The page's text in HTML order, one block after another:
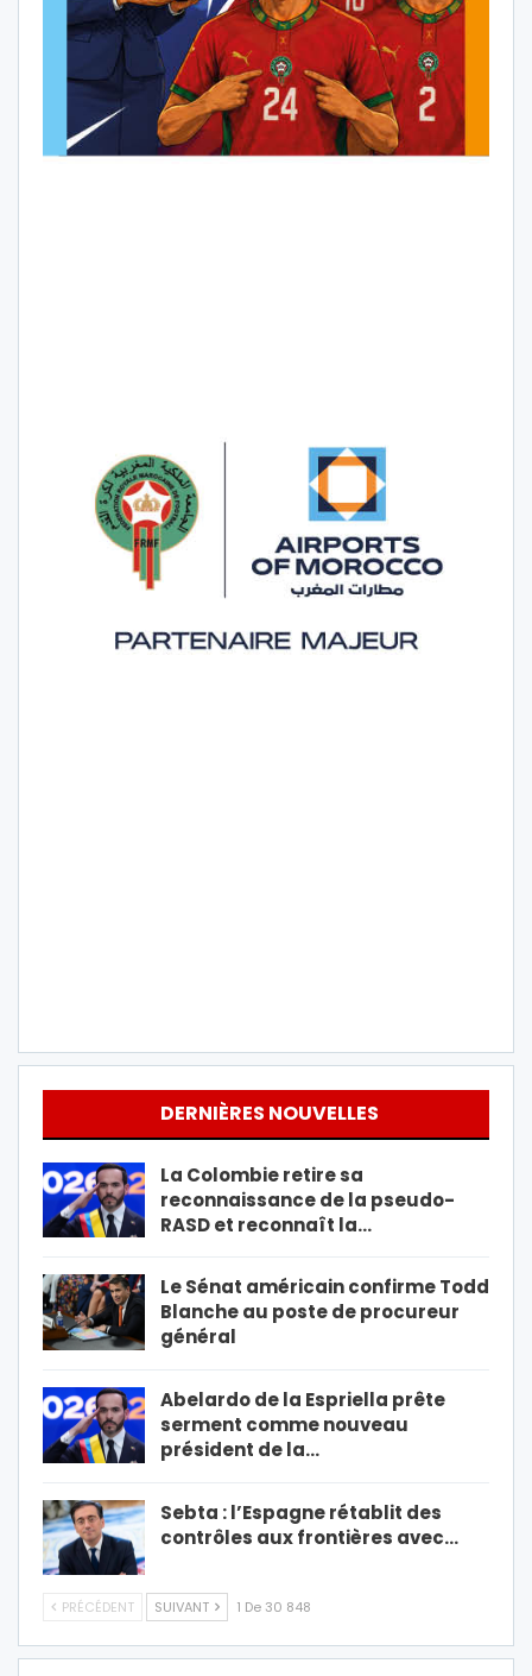
DERNIÈRES NOUVELLES
La Colombie retire sa
reconnaissance de la pseudo-
RASD et reconnaît la…
Le Sénat américain confirme Todd
Blanche au poste de procureur
général
Abelardo de la Espriella prête
serment comme nouveau
président de la…
Sebta : l’Espagne rétablit des
contrôles aux frontières avec…
PRÉCÉDENT SUIVANT 1 De 30 848